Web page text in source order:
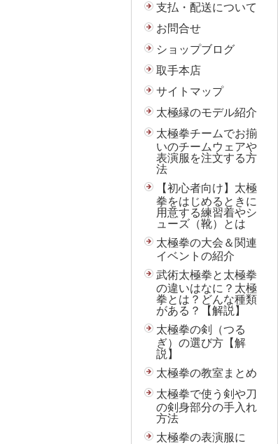
支払・配送について
お問合せ
ショップブログ
取手本店
サイトマップ
太極縁のモデル紹介
太極拳チームでお揃
いのチームウェアや
表演服を注文する方
法
【初心者向け】太極
拳をはじめるときに
用意する練習着やシ
ューズ（靴）とは
太極拳の大会＆関連
イベントの紹介
武術太極拳と太極拳
の違いはなに？太極
拳とは？どんな種類
がある？【解説】
太極拳の剣（つる
ぎ）の選び方【解
説】
太極拳の教室まとめ
太極拳で使う剣や刀
の剣身部分の手入れ
方法
太極拳の表演服に